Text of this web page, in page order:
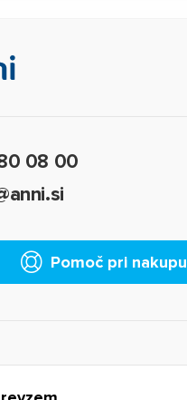
08 00
Pomoč pri nakupu